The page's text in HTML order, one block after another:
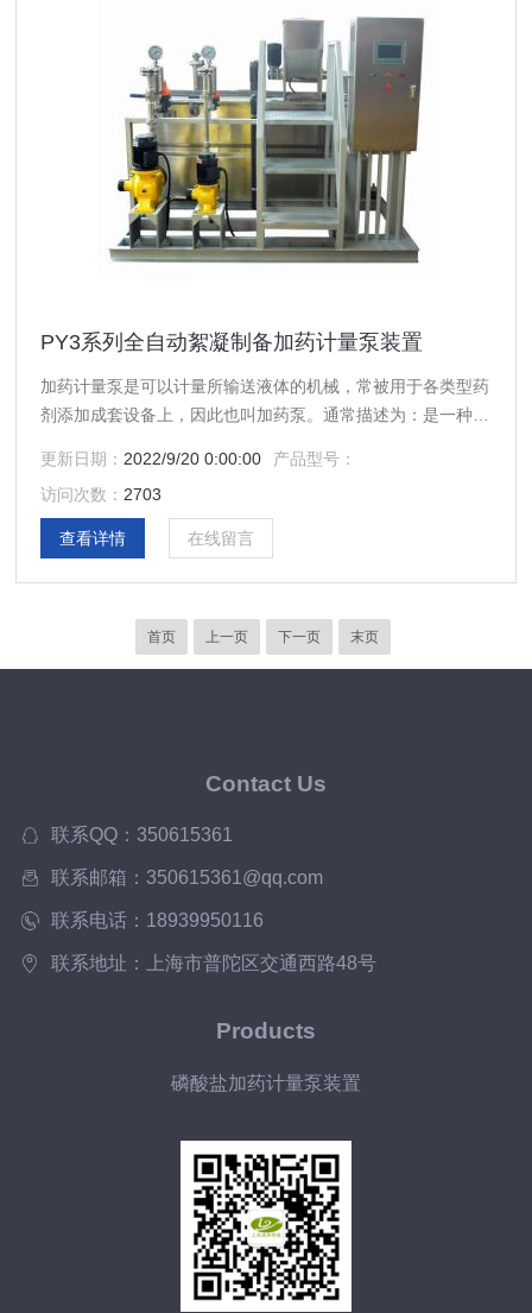
PY3系列全自动絮凝制备加药计量泵装置
加药计量泵是可以计量所输送液体的机械，常被用于各类型药
剂添加成套设备上，因此也叫加药泵。通常描述为：是一种可
无级调节，用来输送液体(特别是腐蚀性液体)一种特殊容积
泵。
更新日期： 2022/9/20 0:00:00
产品型号：
访问次数： 2703
查看详情 在线留言
首页 上一页 下一页 末页
Contact Us
联系QQ：350615361
联系邮箱：350615361@qq.com
联系电话：18939950116
联系地址：上海市普陀区交通西路48号
Products
磷酸盐加药计量泵装置